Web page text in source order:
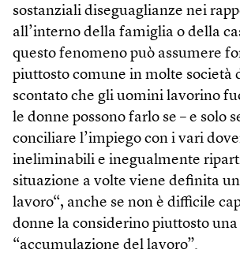
sostanziali diseguaglianze nei
all’interno della famiglia o della
questo fenomeno può assumere
piuttosto comune in molte società
scontato che gli uomini lavorino
le donne possono farlo se – e solo
conciliare l’impiego con i vari
ineliminabili e inegualmente
situazione a volte viene definita
lavoro“, anche se non è difficile
donne la considerino piuttosto una
“accumulazione del lavoro”.